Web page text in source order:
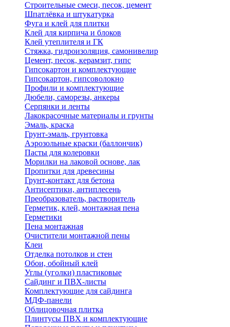
Строительные смеси, песок, цемент
Шпатлёвка и штукатурка
Фуга и клей для плитки
Клей для кирпича и блоков
Клей утеплителя и ГК
Стяжка, гидроизоляция, самонивелир
Цемент, песок, керамзит, гипс
Гипсокартон и комплектующие
Гипсокартон, гипсоволокно
Профили и комплектующие
Дюбели, саморезы, анкеры
Серпянки и ленты
Лакокрасочные материалы и грунты
Эмаль, краска
Грунт-эмаль, грунтовка
Аэрозольные краски (баллончик)
Пасты для колеровки
Морилки на лаковой основе, лак
Пропитки для древесины
Грунт-контакт для бетона
Антисептики, антиплесень
Преобразователь, растворитель
Герметик, клей, монтажная пена
Герметики
Пена монтажная
Очистители монтажной пены
Клеи
Отделка потолков и стен
Обои, обойный клей
Углы (уголки) пластиковые
Сайдинг и ПВХ-листы
Комплектующие для сайдинга
МДФ-панели
Облицовочная плитка
Плинтусы ПВХ и комплектующие